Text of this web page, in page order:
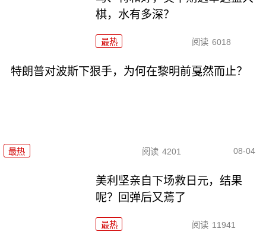
棋，水有多深？
最热 阅读 6018
特朗普对波斯下狠手，为何在黎明前戛然而止？
最热 阅读 4201 08-04
美利坚亲自下场救日元，结果
呢？回弹后又蔫了
最热 阅读 11941